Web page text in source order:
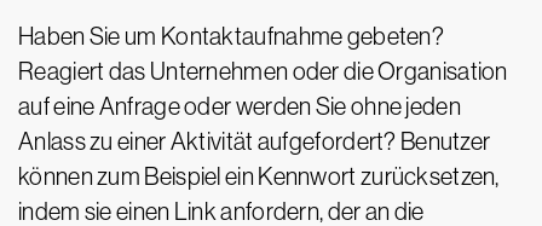
Haben Sie um Kontaktaufnahme gebeten?
Reagiert das Unternehmen oder die Organisation
auf eine Anfrage oder werden Sie ohne jeden
Anlass zu einer Aktivität aufgefordert? Benutzer
können zum Beispiel ein Kennwort zurücksetzen,
indem sie einen Link anfordern, der an die